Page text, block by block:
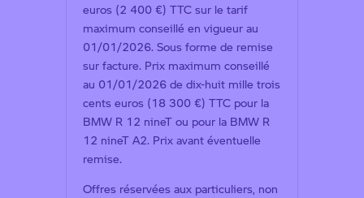
euros (2 400 €) TTC sur le tarif
maximum conseillé en vigueur au
01/01/2026. Sous forme de remise
sur facture. Prix maximum conseillé
au 01/01/2026 de dix-huit mille trois
cents euros (18 300 €) TTC pour la
BMW R 12 nineT ou pour la BMW R
12 nineT A2. Prix avant éventuelle
remise.
Offres réservées aux particuliers, non